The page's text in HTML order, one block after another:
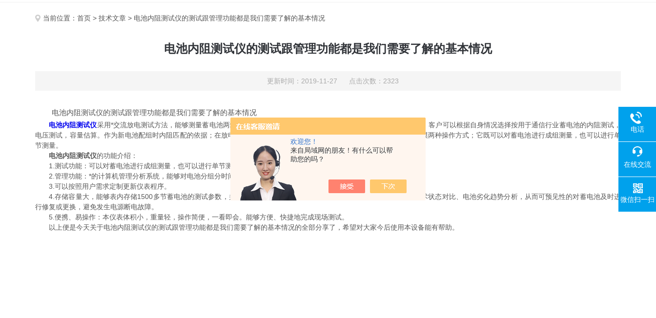
欢迎您！
来自局域网的朋友！有什么可以帮
助您的吗？
当前位置： 首页 > 技术文章 > 电池内阻测试仪的测试跟管理功能都是我们需要了解的基本情况
电池内阻测试仪的测试跟管理功能都是我们需要了解的基本情况
更新时间：2019-11-27 点击次数：2323
电池内阻测试仪的测试跟管理功能都是我们需要了解的基本情况
电池内阻测试仪采用*交流放电测试方法，能够测量蓄电池两端电压和内阻，并以此来判断蓄电池电池容量和技术状态的优劣。客户可以根据自身情况选择按用于通信行业蓄电池的内阻测试，
电压测试，容量估算。作为新电池配组时内阻匹配的依据；在放电前后测试蓄电池内阻用于鉴别真实落后电池；键操作和液晶触摸两种操作方式；它既可以对蓄电池进行成组测量，也可以进行单
节测量。
电池内阻测试仪的功能介绍：
1.测试功能：可以对蓄电池进行成组测量，也可以进行单节测量。
2.管理功能：*的计算机管理分析系统，能够对电池分组分时间和厂家等查询条件进行管理。
3.可以按照用户需求定制更新仪表程序。
4.存储容量大，能够表内存储1500多节蓄电池的测试参数，并配备计算机管理软件，实现数据存储、同一块电池不同时期技术状态对比、电池劣化趋势分析，从而可预见性的对蓄电池及时进
行修复或更换，避免发生电源断电故障。
5.便携、易操作：本仪表体积小，重量轻，操作简便，一看即会。能够方便、快捷地完成现场测试。
以上便是今天关于电池内阻测试仪的测试跟管理功能都是我们需要了解的基本情况的全部分享了，希望对大家今后使用本设备能有帮助。
电话
在线交流
微信扫一扫